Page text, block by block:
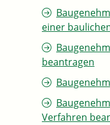
einer
beantragen
Verfahren